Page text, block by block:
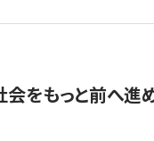
会をもっと前へ進